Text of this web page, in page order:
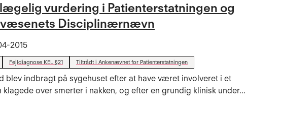
vurdering i Patienterstatningen og
Disciplinærnævn
2015
Fejldiagnose KEL §21 Tiltrådt i Ankenævnet for Patienterstatningen
blev indbragt på sygehuset efter at have været involveret i et
klagede over smerter i nakken, og efter en grundig klinisk under...